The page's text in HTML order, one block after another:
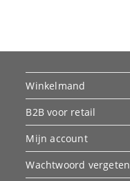
Winkelmand
B2B voor retail
Mijn account
Wachtwoord vergeten